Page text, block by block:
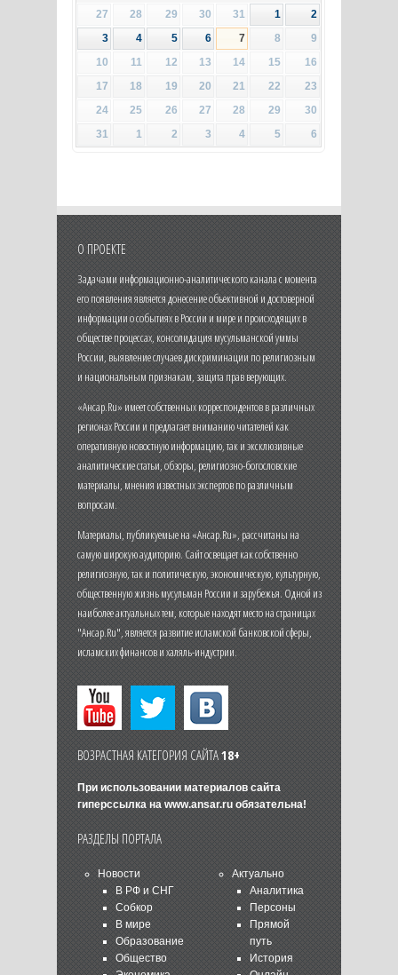
27 28 29 30 31 1
2
3
4 5 6 7 8
9
10
11 12 13 14 15
16
17
18 19 20 21 22
23
24
25 26 27 28 29
30
31
1 2 3 4 5 6
О ПРОЕКТЕ
Задачами информационно-аналитического канала с момента
его появления является донесение объективной и достоверной
информации о событиях в России и мире и происходящих в
обществе процессах, консолидация мусульманской уммы
России, выявление случаев дискриминации по религиозным
и национальным признакам, защита прав верующих.
«Ансар.Ru» имеет собственных корреспондентов в различных
регионах России и предлагает вниманию читателей как
оперативную новостную информацию, так и эксклюзивные
аналитические статьи, обзоры, религиозно-богословские
материалы, мнения известных экспертов по различным
вопросам.
Материалы, публикуемые на «Ансар.Ru», рассчитаны на
самую широкую аудиторию. Сайт освещает как собственно
религиозную, так и политическую, экономическую, культурную,
общественную жизнь мусульман России и зарубежья. Одной из
наиболее актуальных тем, которые находят место на страницах
"Ансар.Ru", является развитие исламской банковской сферы,
исламских финансов и халяль-индустрии.
ВОЗРАСТНАЯ КАТЕГОРИЯ САЙТА18+
При использовании материалов сайта
гиперссылка на www.ansar.ruобязательна!
РАЗДЕЛЫ ПОРТАЛА
Новости
В РФ и СНГ
Собкор
В мире
Образование
Общество
Актуально
Аналитика
Персоны
Прямой
путь
История